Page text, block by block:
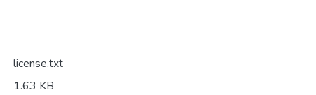
license.txt
1.63 KB